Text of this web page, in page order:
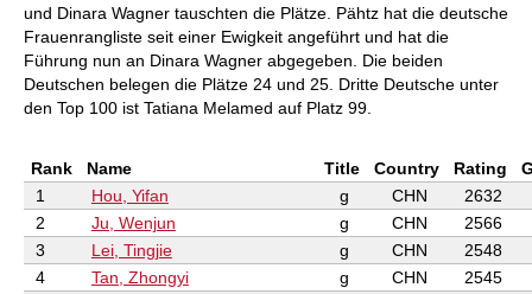
und Dinara Wagner tauschten die Plätze. Pähtz hat die deutsche
Frauenrangliste seit einer Ewigkeit angeführt und hat die
Führung nun an Dinara Wagner abgegeben. Die beiden
Deutschen belegen die Plätze 24 und 25. Dritte Deutsche unter
den Top 100 ist Tatiana Melamed auf Platz 99.
Rank Name Title Country Rating
1
Hou, Yifan g CHN
2632
2
Ju, Wenjun g CHN
2566
3
Lei, Tingjie g CHN
2548
4
Tan, Zhongyi g CHN
2545